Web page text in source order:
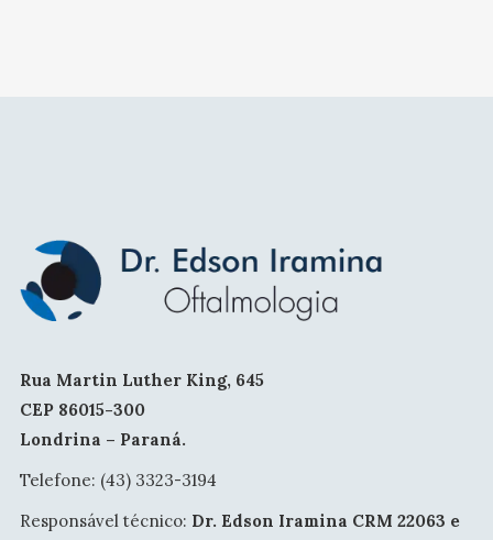
Rua Martin Luther King, 645
CEP 86015-300
Londrina – Paraná.
Telefone: (43) 3323-3194
Responsável técnico: Dr. Edson Iramina CRM 22063 e